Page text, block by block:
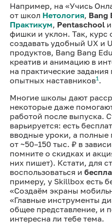
Например, на «Учись
от школ Нетология, Bang
Практикум, Pentaschool
фишки и уклон. Так, курс
создавать удобный UX и
продуктов, Bang Bang
креатив и анимацию в
на практические
опытных наставников1 .
Многие школы дают
некоторые даже
работой после выпуска.
варьируется: есть
вводные уроки, а полные
от ~50–150 тыс. ₽ в
помните о скидках и
них пишет). Кстати, для
воспользоваться и
примеру, у Skillbox есть
«Создаём экраны
«Главные инструменты
общее представление, и
интересна ли тебе тема.